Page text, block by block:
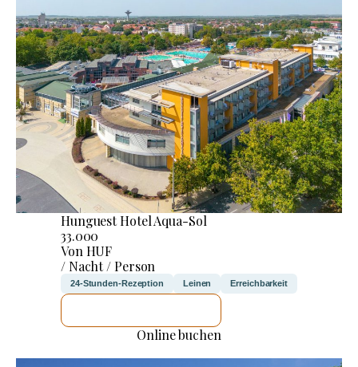
Hunguest Hotel Aqua-Sol
33.000
Von HUF
/ Nacht / Person
24-Stunden-Rezeption Leinen Erreichbarkeit
Online buchen